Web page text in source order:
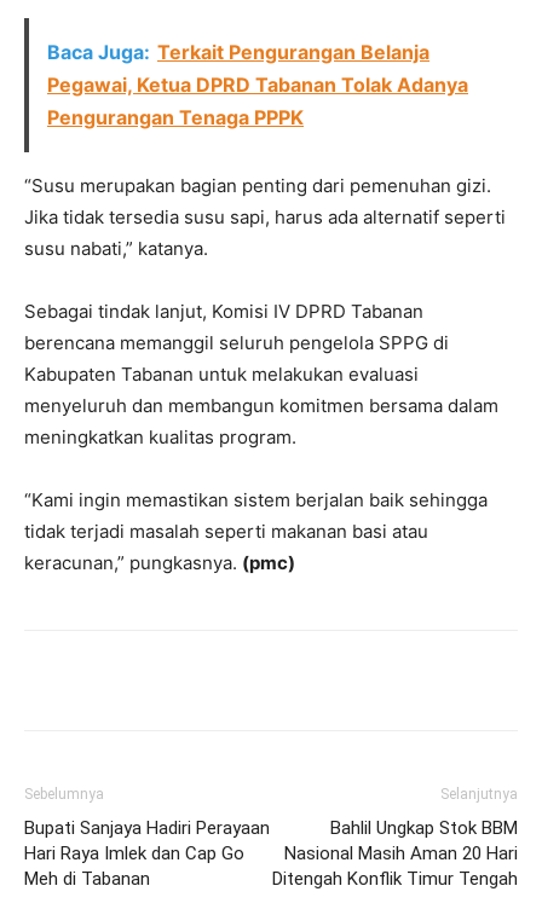
Baca Juga: Terkait Pengurangan Belanja
Pegawai, Ketua DPRD Tabanan Tolak Adanya
Pengurangan Tenaga PPPK
“Susu merupakan bagian penting dari pemenuhan gizi.
Jika tidak tersedia susu sapi, harus ada alternatif seperti
susu nabati,” katanya.
Sebagai tindak lanjut, Komisi IV DPRD Tabanan
berencana memanggil seluruh pengelola SPPG di
Kabupaten Tabanan untuk melakukan evaluasi
menyeluruh dan membangun komitmen bersama dalam
meningkatkan kualitas program.
“Kami ingin memastikan sistem berjalan baik sehingga
tidak terjadi masalah seperti makanan basi atau
keracunan,” pungkasnya. (pmc)
Sebelumnya
Bupati Sanjaya Hadiri Perayaan
Hari Raya Imlek dan Cap Go
Meh di Tabanan
Selanjutnya
Bahlil Ungkap Stok BBM
Nasional Masih Aman 20 Hari
Ditengah Konflik Timur Tengah